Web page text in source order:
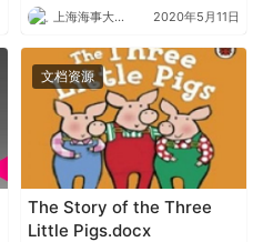
上海海事大学外语 2020年5月11日
文档资源
The Story of the Three
Little Pigs.docx